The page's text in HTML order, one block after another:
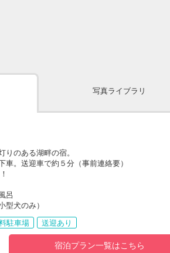
写真ライブラリ
のある湖畔の宿。
。送迎車で約５分（事前連絡要）
呂
犬のみ）
駐車場 送迎あり
宿泊プラン一覧はこちら